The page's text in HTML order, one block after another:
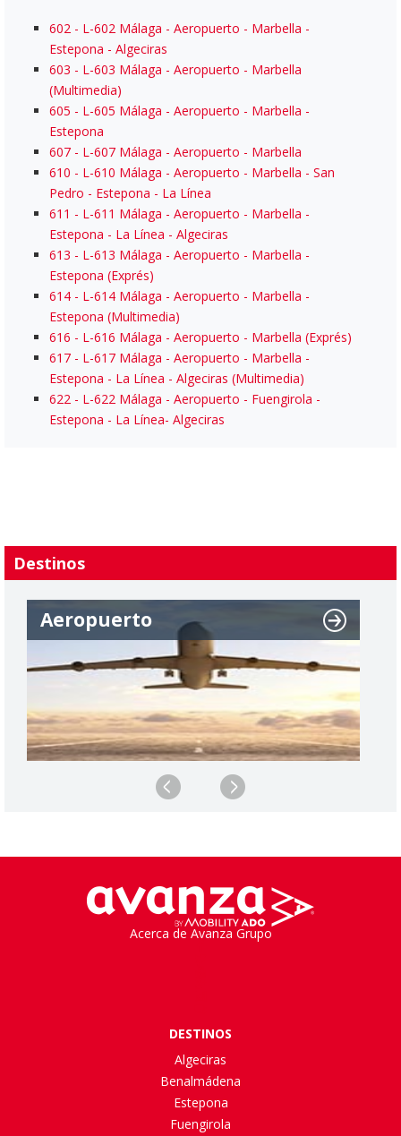
602 - L-602 Málaga - Aeropuerto - Marbella -
Estepona - Algeciras
603 - L-603 Málaga - Aeropuerto - Marbella
(Multimedia)
605 - L-605 Málaga - Aeropuerto - Marbella -
Estepona
607 - L-607 Málaga - Aeropuerto - Marbella
610 - L-610 Málaga - Aeropuerto - Marbella - San
Pedro - Estepona - La Línea
611 - L-611 Málaga - Aeropuerto - Marbella -
Estepona - La Línea - Algeciras
613 - L-613 Málaga - Aeropuerto - Marbella -
Estepona (Exprés)
614 - L-614 Málaga - Aeropuerto - Marbella -
Estepona (Multimedia)
616 - L-616 Málaga - Aeropuerto - Marbella (Exprés)
617 - L-617 Málaga - Aeropuerto - Marbella -
Estepona - La Línea - Algeciras (Multimedia)
622 - L-622 Málaga - Aeropuerto - Fuengirola -
Estepona - La Línea- Algeciras
Destinos
Aeropuerto
Acerca de Avanza Grupo
DESTINOS
Algeciras
Benalmádena
Estepona
Fuengirola